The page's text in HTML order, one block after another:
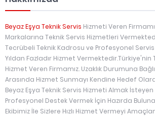
Beyaz Eşya Teknik Servis Hizmeti Veren
Markalarına Teknik Servis Hizmetleri
Tecrübeli Teknik Kadrosu ve Profesyonel Servis
Yıldan Fazladır Hizmet Vermektedir.Türkiye'nin
Hizmet Veren Firmamız. Uzaklık Durumuna
Arasında Hizmet Sunmayı Kendine Hedef
Beyaz Eşya Teknik Servis Hizmeti Almak
Profesyonel Destek Vermek İçin Hazırda
Ekibimiz İle Sizlere Hızlı Hizmet Vermeyi